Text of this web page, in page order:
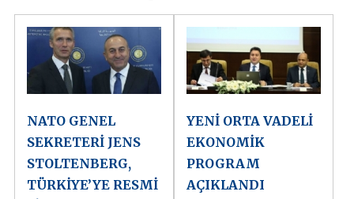
NATO GENEL
SEKRETERİ JENS
STOLTENBERG,
TÜRKİYE’YE RESMİ
YENİ ORTA VADELİ
EKONOMİK
PROGRAM
AÇIKLANDI